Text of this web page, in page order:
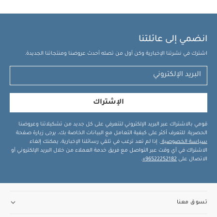
انضمي إلى عائلتنا
اشترك في نشرتنا الإخبارية وكن أول من تصله أحدث عروضنا ومنتجاتنا الجديدة.
الإشتراك
قومي بالاشتراك عبر البريد الإلكتروني لتتعرفي على كل جديد من تشكيلاتنا وعروضنا
الحصرية. للتعرف أكثر على كيفية التعامل مع البيانات الخاصة بك، يرجى زيارة صفحة
سياسة الخصوصية . إذا لم تعد ترغب في تلقي رسائلنا الإخبارية، يمكنك إلغاء
الاشتراك في أي وقت عبر التواصل مع فريق خدمة العملاء من خلال البريد الإلكتروني أو
الاتصال على 96522252182+
.
تسوق معنا